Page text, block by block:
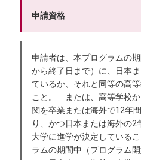
申請資格
申請者は、本プログラムの
から終了日まで）に、日本
ているか、それと同等の高
こと。 または、高等学校
関を卒業または海外で12年
り、かつ日本または海外の
大学に進学が決定している
ラムの期間中（プログラム